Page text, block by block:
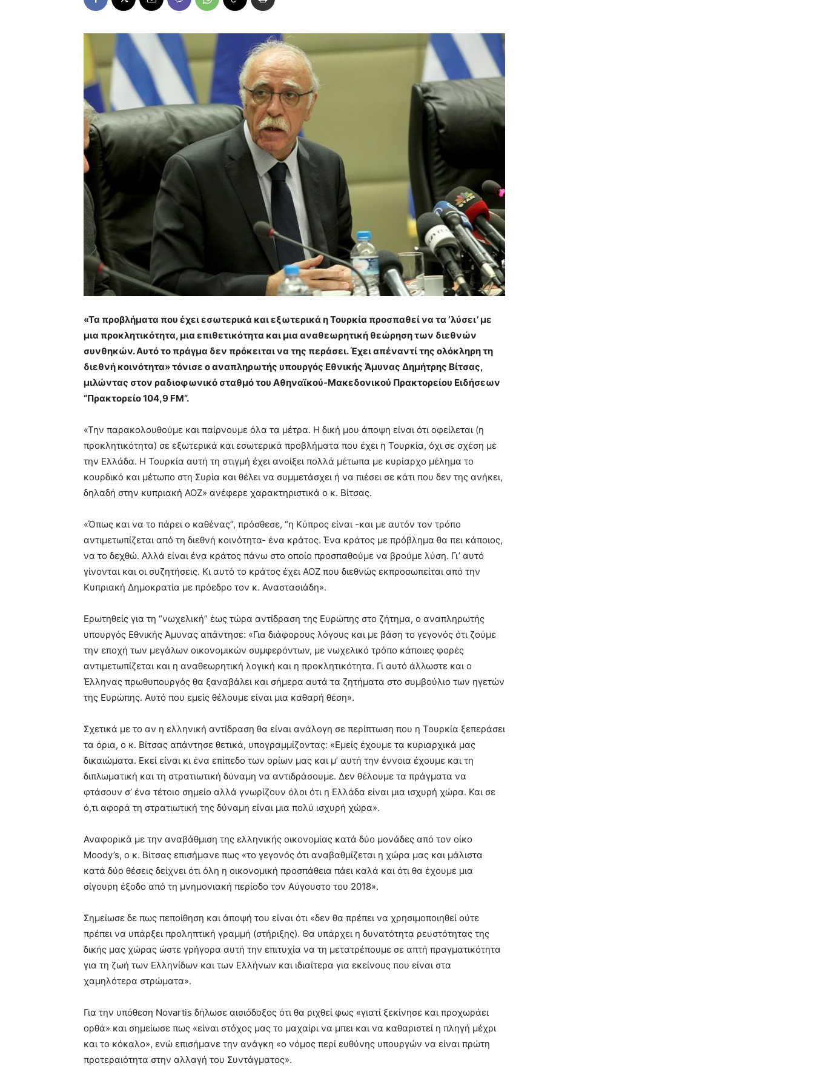
«Τα προβλήματα που έχει εσωτερικά και εξωτερικά η Τουρκία προσπαθεί να τα ‘λύσει’ με
μια προκλητικότητα, μια επιθετικότητα και μια αναθεωρητική θεώρηση των διεθνών
συνθηκών. Αυτό το πράγμα δεν πρόκειται να της περάσει. Έχει απέναντί της ολόκληρη τη
διεθνή κοινότητα» τόνισε ο αναπληρωτής υπουργός Εθνικής Άμυνας Δημήτρης Βίτσας,
μιλώντας στον ραδιοφωνικό σταθμό του Αθηναϊκού-Μακεδονικού Πρακτορείου Ειδήσεων
“Πρακτορείο 104,9 FM”.
«Την παρακολουθούμε και παίρνουμε όλα τα μέτρα. Η δική μου άποψη είναι ότι οφείλεται (η
προκλητικότητα) σε εξωτερικά και εσωτερικά προβλήματα που έχει η Τουρκία, όχι σε σχέση με
την Ελλάδα. Η Τουρκία αυτή τη στιγμή έχει ανοίξει πολλά μέτωπα με κυρίαρχο μέλημα το
κουρδικό και μέτωπο στη Συρία και θέλει να συμμετάσχει ή να πιέσει σε κάτι που δεν της ανήκει,
δηλαδή στην κυπριακή ΑΟΖ» ανέφερε χαρακτηριστικά ο κ. Βίτσας.
«Όπως και να το πάρει ο καθένας”, πρόσθεσε, “η Κύπρος είναι -και με αυτόν τον τρόπο
αντιμετωπίζεται από τη διεθνή κοινότητα- ένα κράτος. Ένα κράτος με πρόβλημα θα πει κάποιος,
να το δεχθώ. Αλλά είναι ένα κράτος πάνω στο οποίο προσπαθούμε να βρούμε λύση. Γι’ αυτό
γίνονται και οι συζητήσεις. Κι αυτό το κράτος έχει ΑΟΖ που διεθνώς εκπροσωπείται από την
Κυπριακή Δημοκρατία με πρόεδρο τον κ. Αναστασιάδη».
Ερωτηθείς για τη “νωχελική” έως τώρα αντίδραση της Ευρώπης στο ζήτημα, ο αναπληρωτής
υπουργός Εθνικής Άμυνας απάντησε: «Για διάφορους λόγους και με βάση το γεγονός ότι ζούμε
την εποχή των μεγάλων οικονομικών συμφερόντων, με νωχελικό τρόπο κάποιες φορές
αντιμετωπίζεται και η αναθεωρητική λογική και η προκλητικότητα. Γι αυτό άλλωστε και ο
Έλληνας πρωθυπουργός θα ξαναβάλει και σήμερα αυτά τα ζητήματα στο συμβούλιο των ηγετών
της Ευρώπης. Αυτό που εμείς θέλουμε είναι μια καθαρή θέση».
Σχετικά με το αν η ελληνική αντίδραση θα είναι ανάλογη σε περίπτωση που η Τουρκία ξεπεράσει
τα όρια, ο κ. Βίτσας απάντησε θετικά, υπογραμμίζοντας: «Εμείς έχουμε τα κυριαρχικά μας
δικαιώματα. Εκεί είναι κι ένα επίπεδο των ορίων μας και μ’ αυτή την έννοια έχουμε και τη
διπλωματική και τη στρατιωτική δύναμη να αντιδράσουμε. Δεν θέλουμε τα πράγματα να
φτάσουν σ’ ένα τέτοιο σημείο αλλά γνωρίζουν όλοι ότι η Ελλάδα είναι μια ισχυρή χώρα. Και σε
ό,τι αφορά τη στρατιωτική της δύναμη είναι μια πολύ ισχυρή χώρα».
Αναφορικά με την αναβάθμιση της ελληνικής οικονομίας κατά δύο μονάδες από τον οίκο
Moody’s, ο κ. Βίτσας επισήμανε πως «το γεγονός ότι αναβαθμίζεται η χώρα μας και μάλιστα
κατά δύο θέσεις δείχνει ότι όλη η οικονομική προσπάθεια πάει καλά και ότι θα έχουμε μια
σίγουρη έξοδο από τη μνημονιακή περίοδο τον Αύγουστο του 2018».
Σημείωσε δε πως πεποίθηση και άποψή του είναι ότι «δεν θα πρέπει να χρησιμοποιηθεί ούτε
πρέπει να υπάρξει προληπτική γραμμή (στήριξης). Θα υπάρχει η δυνατότητα ρευστότητας της
δικής μας χώρας ώστε γρήγορα αυτή την επιτυχία να τη μετατρέπουμε σε απτή πραγματικότητα
για τη ζωή των Ελληνίδων και των Ελλήνων και ιδιαίτερα για εκείνους που είναι στα
χαμηλότερα στρώματα».
Για την υπόθεση Novartis δήλωσε αισιόδοξος ότι θα ριχθεί φως «γιατί ξεκίνησε και προχωράει
ορθά» και σημείωσε πως «είναι στόχος μας το μαχαίρι να μπει και να καθαριστεί η πληγή μέχρι
και το κόκαλο», ενώ επισήμανε την ανάγκη «ο νόμος περί ευθύνης υπουργών να είναι πρώτη
προτεραιότητα στην αλλαγή του Συντάγματος».